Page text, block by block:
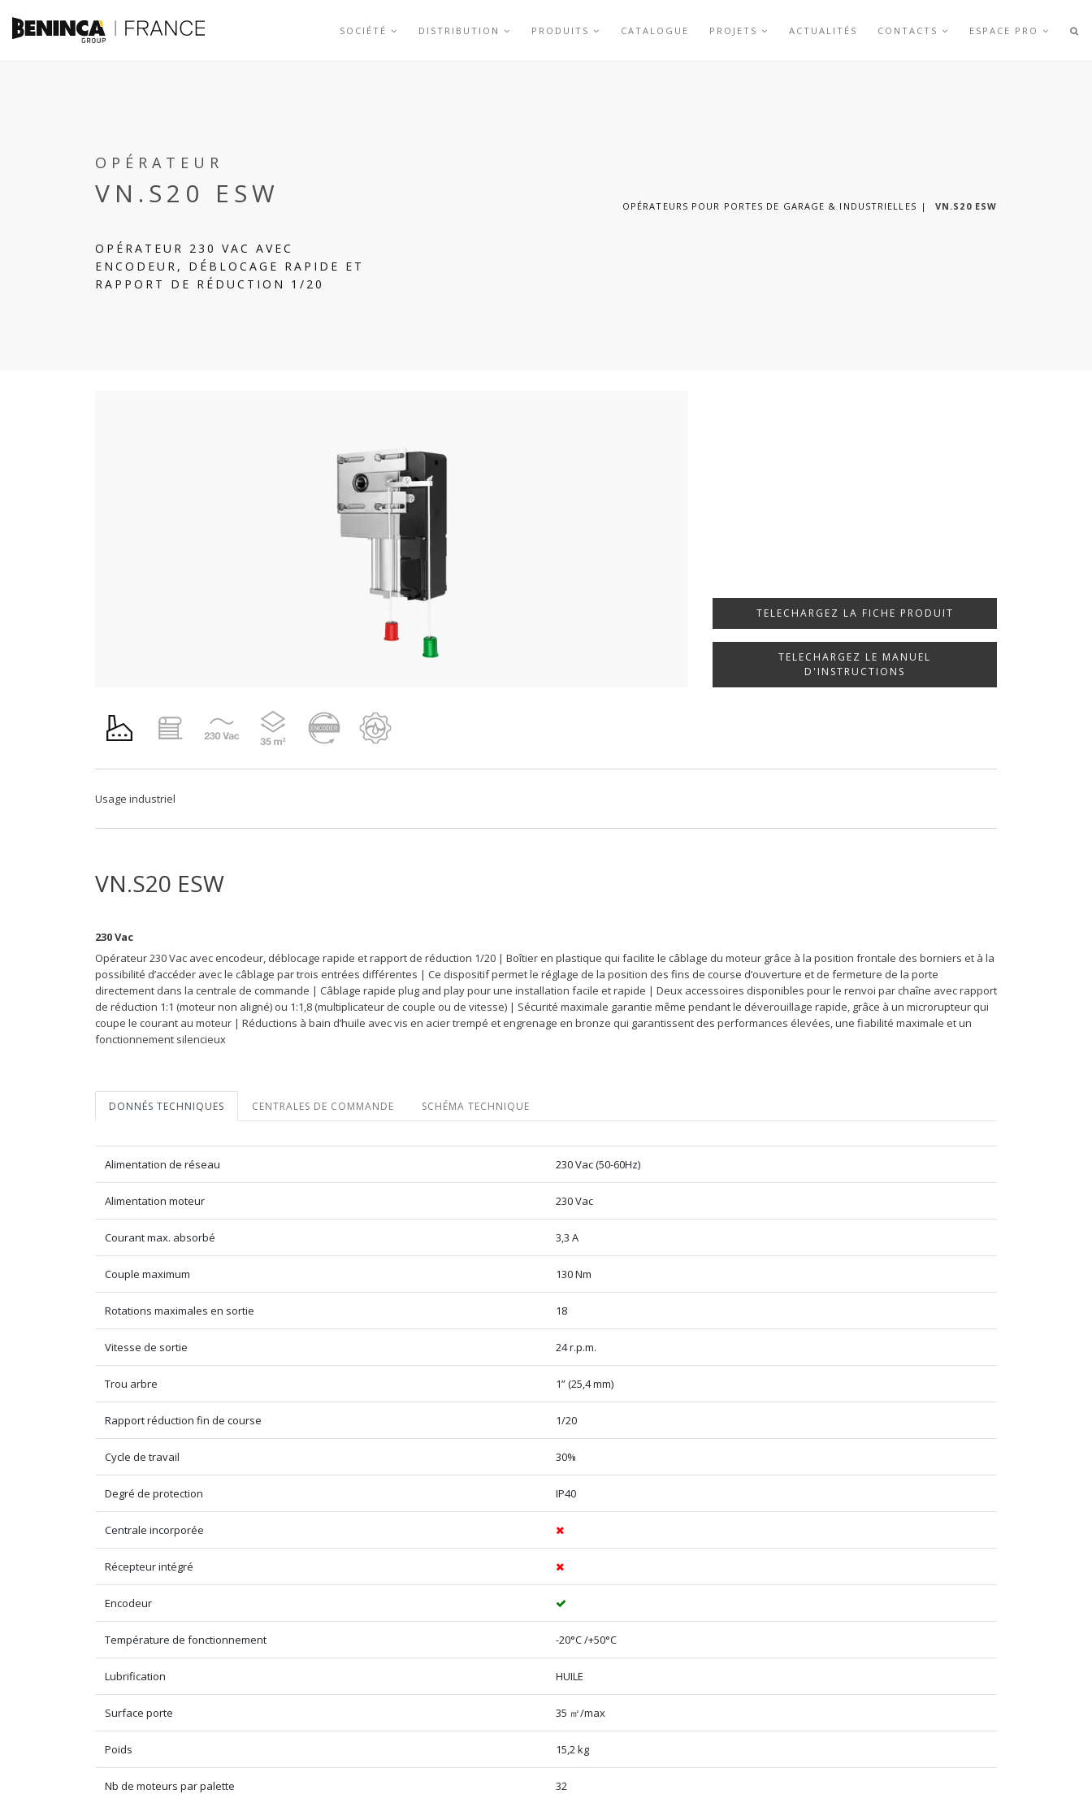
ESPACE PRO
SOCIÉTÉ DISTRIBUTION PRODUITS CATALOGUE PROJETS ACTUALITÉS CONTACTS
OPÉRATEUR
VN.S20 ESW
OPÉRATEUR 230 VAC AVEC
ENCODEUR, DÉBLOCAGE RAPIDE ET
RAPPORT DE RÉDUCTION 1/20
OPÉRATEURS POUR PORTES DE GARAGE & INDUSTRIELLES VN.S20 ESW
TELECHARGEZ LA FICHE PRODUIT
TELECHARGEZ LE MANUEL
D'INSTRUCTIONS
Usage industriel
VN.S20 ESW
230 Vac
Opérateur 230 Vac avec encodeur, déblocage rapide et rapport de réduction 1/20 | Boîtier en plastique qui facilite le câblage du moteur grâce à la position frontale des borniers et à la
possibilité d’accéder avec le câblage par trois entrées différentes | Ce dispositif permet le réglage de la position des fins de course d’ouverture et de fermeture de la porte
directement dans la centrale de commande | Câblage rapide plug and play pour une installation facile et rapide | Deux accessoires disponibles pour le renvoi par chaîne avec rapport
de réduction 1:1 (moteur non aligné) ou 1:1,8 (multiplicateur de couple ou de vitesse) | Sécurité maximale garantie même pendant le déverouillage rapide, grâce à un microrupteur qui
coupe le courant au moteur | Réductions à bain d’huile avec vis en acier trempé et engrenage en bronze qui garantissent des performances élevées, une fiabilité maximale et un
fonctionnement silencieux
DONNÉS TECHNIQUES CENTRALES DE COMMANDE SCHÉMA TECHNIQUE
Alimentation de réseau 230 Vac (50-60Hz)
Alimentation moteur 230 Vac
Courant max. absorbé 3,3 A
Couple maximum 130 Nm
Rotations maximales en sortie 18
Vitesse de sortie 24 r.p.m.
Trou arbre 1” (25,4 mm)
Rapport réduction fin de course 1/20
Cycle de travail 30%
Degré de protection IP40
Centrale incorporée
Récepteur intégré
Encodeur
Température de fonctionnement -20°C /+50°C
Lubrification HUILE
Surface porte 35 ㎡/max
Poids 15,2 kg
Nb de moteurs par palette 32